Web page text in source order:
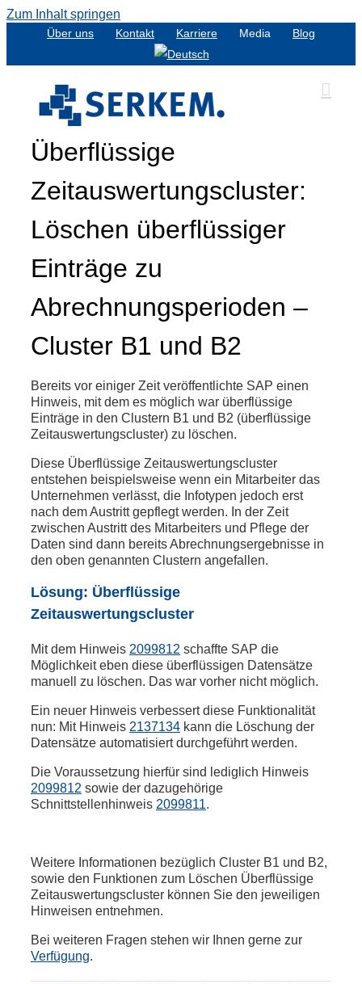
Zum Inhalt springen
Über uns Kontakt Karriere Media Blog
Überflüssige
Zeitauswertungscluster:
Löschen überflüssiger
Einträge zu
Abrechnungsperioden –
Cluster B1 und B2
Bereits vor einiger Zeit veröffentlichte SAP einen
Hinweis, mit dem es möglich war überflüssige
Einträge in den Clustern B1 und B2 (überflüssige
Zeitauswertungscluster) zu löschen.
Diese Überflüssige Zeitauswertungscluster
entstehen beispielsweise wenn ein Mitarbeiter das
Unternehmen verlässt, die Infotypen jedoch erst
nach dem Austritt gepflegt werden. In der Zeit
zwischen Austritt des Mitarbeiters und Pflege der
Daten sind dann bereits Abrechnungsergebnisse in
den oben genannten Clustern angefallen.
Lösung: Überflüssige
Zeitauswertungscluster
Mit dem Hinweis 2099812 schaffte SAP die
Möglichkeit eben diese überflüssigen Datensätze
manuell zu löschen. Das war vorher nicht möglich.
Ein neuer Hinweis verbessert diese Funktionalität
nun: Mit Hinweis 2137134 kann die Löschung der
Datensätze automatisiert durchgeführt werden.
Die Voraussetzung hierfür sind lediglich Hinweis
2099812 sowie der dazugehörige
Schnittstellenhinweis 2099811.
Weitere Informationen bezüglich Cluster B1 und B2,
sowie den Funktionen zum Löschen Überflüssige
Zeitauswertungscluster können Sie den jeweiligen
Hinweisen entnehmen.
Bei weiteren Fragen stehen wir Ihnen gerne zur
Verfügung.